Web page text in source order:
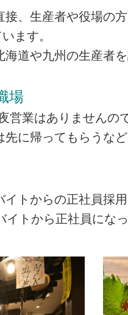
接、生産者や役場の
ます。
道や九州の生産者
場
営業はありませんの
先に帰ってもらうな
トからの正社員採用
トから正社員になっ